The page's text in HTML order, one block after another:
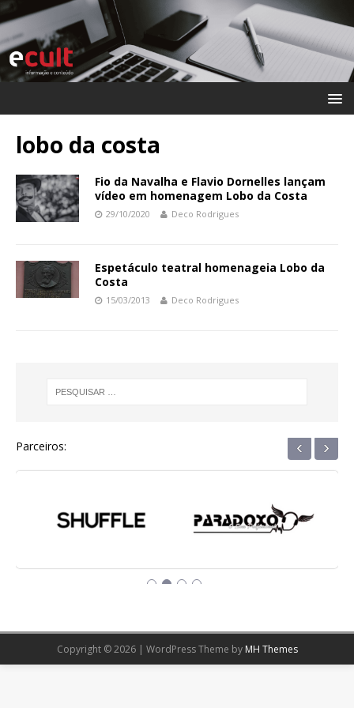
lobo da costa
Fio da Navalha e Flavio Dornelles lançam
vídeo em homenagem Lobo da Costa
29/10/2020 Deco Rodrigues
Espetáculo teatral homenageia Lobo da
Costa
15/03/2013 Deco Rodrigues
Parceiros: ‹ ›
Copyright © 2026 | WordPress Theme by MH Themes